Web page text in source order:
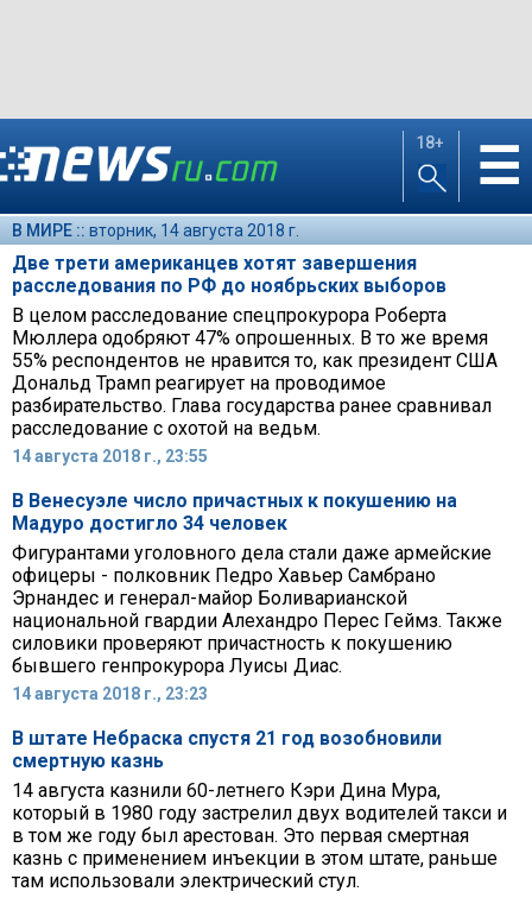
18+ ☰
В МИРЕ :: вторник, 14 августа 2018 г.
Две трети американцев хотят завершения
расследования по РФ до ноябрьских выборов
В целом расследование спецпрокурора Роберта
Мюллера одобряют 47% опрошенных. В то же время
55% респондентов не нравится то, как президент США
Дональд Трамп реагирует на проводимое
разбирательство. Глава государства ранее сравнивал
расследование с охотой на ведьм.
14 августа 2018 г., 23:55
В Венесуэле число причастных к покушению на
Мадуро достигло 34 человек
Фигурантами уголовного дела стали даже армейские
офицеры - полковник Педро Хавьер Самбрано
Эрнандес и генерал-майор Боливарианской
национальной гвардии Алехандро Перес Геймз. Также
силовики проверяют причастность к покушению
бывшего генпрокурора Луисы Диас.
14 августа 2018 г., 23:23
В штате Небраска спустя 21 год возобновили
смертную казнь
14 августа казнили 60-летнего Кэри Дина Мура,
который в 1980 году застрелил двух водителей такси и
в том же году был арестован. Это первая смертная
казнь с применением инъекции в этом штате, раньше
там использовали электрический стул.